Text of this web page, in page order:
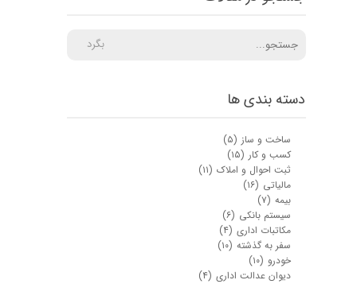
دسته بندی ها
ساخت و ساز (۵)
کسب و کار (۱۵)
ثبت احوال و املاک (۱۱)
مالیاتی (۱۶)
بیمه (۷)
سیستم بانکی (۶)
مکاتبات اداری (۴)
سفر به گذشته (۱۰)
خودرو (۱۰)
دیوان عدالت اداری (۴)
بگرد